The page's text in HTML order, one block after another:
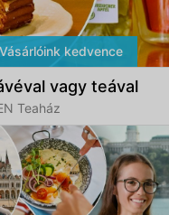
Vásárlóink kedvence
vagy teával
Teaház